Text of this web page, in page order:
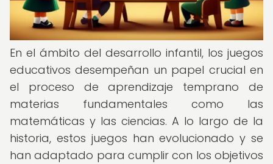
En el ámbito del desarrollo infantil, los juegos
educativos desempeñan un papel crucial en
el proceso de aprendizaje temprano de
materias fundamentales como las
matemáticas y las ciencias. A lo largo de la
historia, estos juegos han evolucionado y se
han adaptado para cumplir con los objetivos